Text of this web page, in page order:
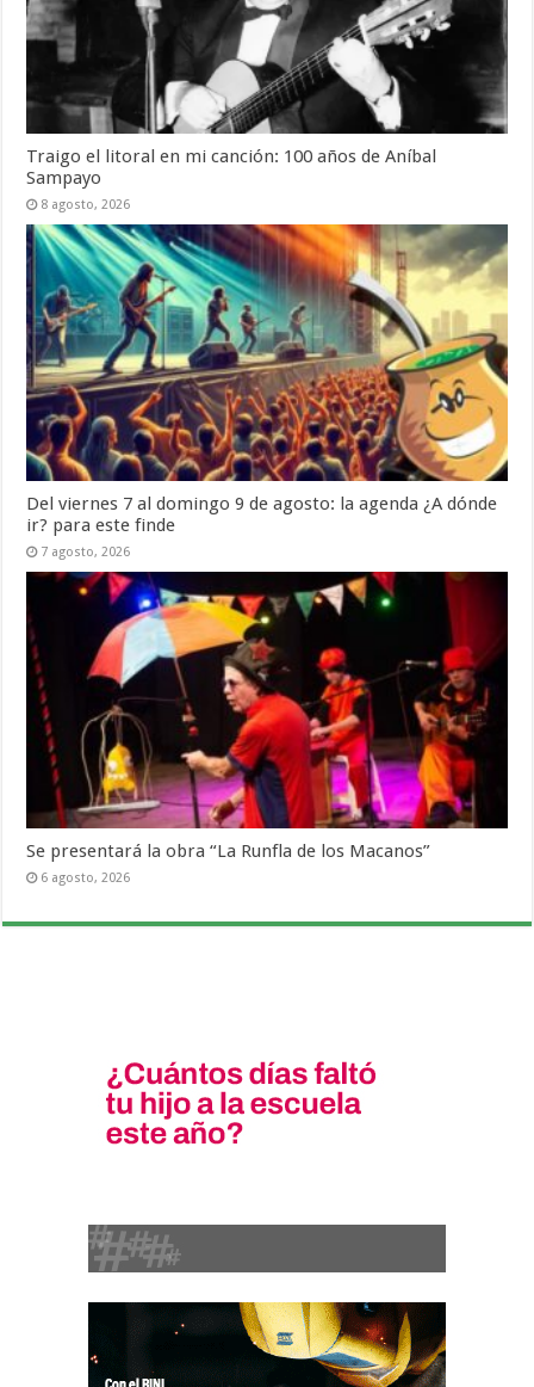
Traigo el litoral en mi canción: 100 años de Aníbal
Sampayo
8 agosto, 2026
Del viernes 7 al domingo 9 de agosto: la agenda ¿A dónde
ir? para este finde
7 agosto, 2026
Se presentará la obra “La Runfla de los Macanos”
6 agosto, 2026